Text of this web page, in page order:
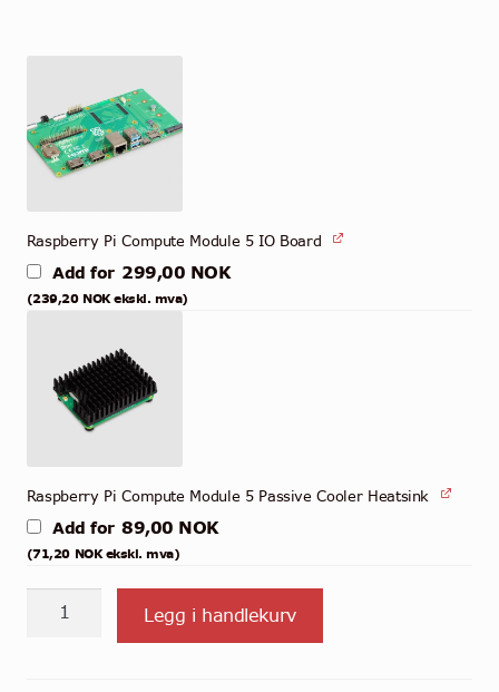
Raspberry Pi Compute Module 5 IO Board
Add for 299,00 NOK
(239,20 NOKekskl. mva)
Raspberry Pi Compute Module 5 Passive Cooler Heatsink
Add for 89,00 NOK
(71,20 NOKekskl. mva)
CM5002016
Legg i handlekurv